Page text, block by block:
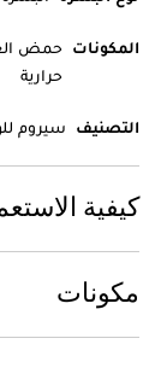
المكونات حمض
حرارية
التصنيف سيروم
كيفية
مكونات